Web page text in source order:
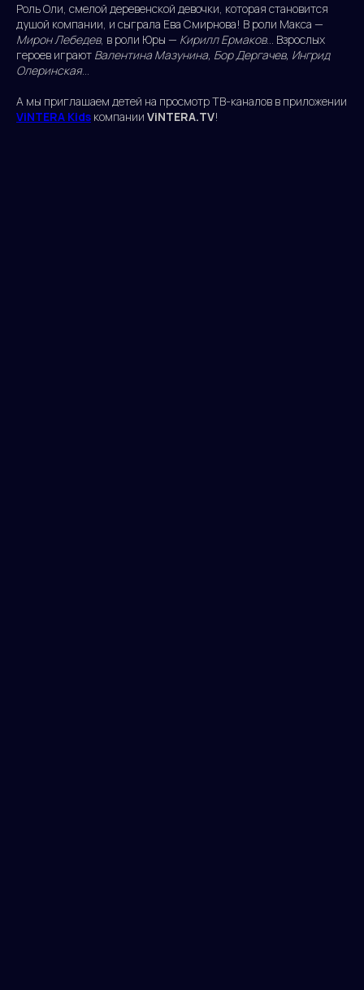
Роль Оли, смелой деревенской девочки, которая становится
душой компании, и сыграла Ева Смирнова! В роли Макса —
Мирон Лебедев, в роли Юры — Кирилл Ермаков... Взрослых
героев играют Валентина Мазунина, Бор Дергачев, Ингрид
Олеринская…
А мы приглашаем детей на просмотр ТВ-каналов в приложении
ViNTERA Kids компании ViNTERA.TV!